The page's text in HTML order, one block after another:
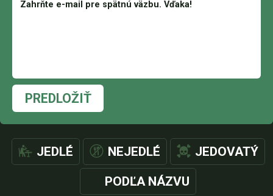
PREDLOŽIŤ
JEDLÉ NEJEDLÉ JEDOVATÝ
PODĽA NÁZVU